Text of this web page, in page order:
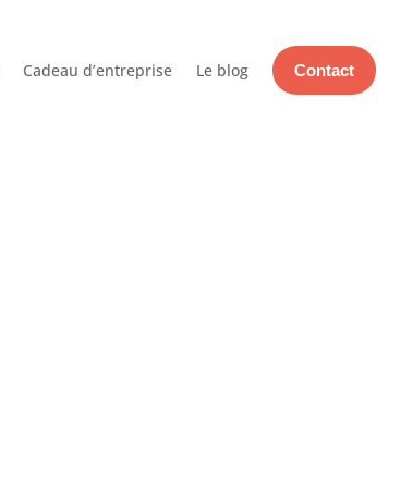
Cadeau d’entreprise Le blog Contact